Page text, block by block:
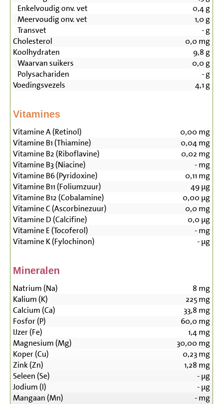
Enkelvoudig onv. vet
0,4g
Meervoudig onv. vet
1,0 g
Transvet
-g
Cholesterol
0,0 mg
Koolhydraten
9,8 g
Waarvan suikers
0,0 g
Polysachariden
-g
Voedingsvezels
4,1 g
Vitamines
Vitamine A (Retinol) 0,00 mg
Vitamine B1 (Thiamine)
0,04mg
Vitamine B2 (Riboflavine)
0,02 mg
Vitamine B3 (Niacine)
-mg
Vitamine B6 (Pyridoxine)
0,11 mg
Vitamine B11 (Foliumzuur)
49µg
Vitamine B12 (Cobalamine)
0,00 µg
Vitamine C (Ascorbinezuur)
0,0 mg
Vitamine D (Calcifine)
0,0 µg
Vitamine E (Tocoferol)
-mg
Vitamine K (Fylochinon)
-µg
Mineralen
Natrium (Na) 8 mg
Kalium (K)
225mg
Calcium (Ca)
33,8 mg
Fosfor (P)
60,0 mg
IJzer (Fe)
1,4mg
Magnesium (Mg)
30,00 mg
Koper (Cu)
0,23mg
Zink (Zn)
1,28 mg
Seleen (Se)
-µg
Jodium (I)
-µg
Mangaan (Mn)
-mg